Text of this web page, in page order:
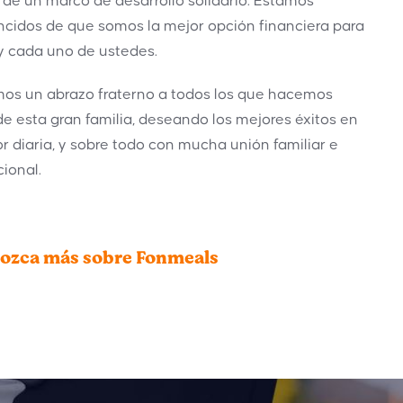
de que somos la mejor opción financiera para
cada uno de ustedes.
un abrazo fraterno a todos los que hacemos
esta gran familia, deseando los mejores éxitos en
diaria, y sobre todo con mucha unión familiar e
más sobre Fonmeals
Lina Viviana Rojas
Contáctenos